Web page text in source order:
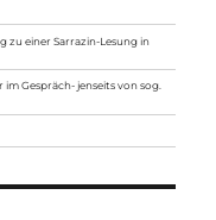
zu einer Sarrazin-Lesung in
im Gespräch- jenseits von sog.